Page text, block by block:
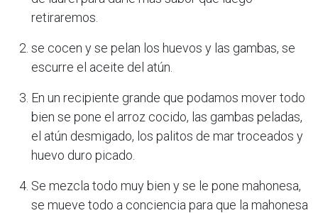
retiraremos.
se cocen y se pelan los huevos y las gambas, se
escurre el aceite del atún.
En un recipiente grande que podamos mover todo
bien se pone el arroz cocido, las gambas peladas,
el atún desmigado, los palitos de mar troceados y
huevo duro picado.
Se mezcla todo muy bien y se le pone mahonesa,
se mueve todo a conciencia para que la mahonesa